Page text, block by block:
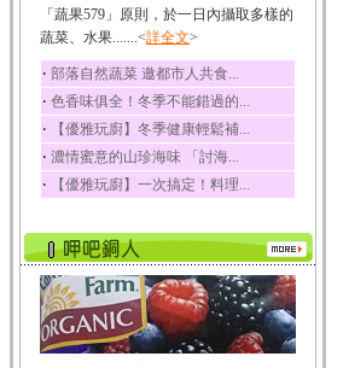
量極低是水腫病人的...
豆豉
豆豉裡頭含有營養的蛋
白質、脂肪、鈣、磷...
榛果
榛果裡所含的營養素有
蛋白質、脂肪、醣類...
迷迭香
酸、迷迭香酸、植物...
咖啡
咖啡中的咖啡因會刺激
中樞神經系統，特別...
椰子
「蔬果579」原則，於一日內攝取多樣的
蔬菜、水果.......<詳全文>
‧ 部落自然蔬菜 邀都市人共食...
‧ 色香味俱全！冬季不能錯過的...
‧ 【優雅玩廚】冬季健康輕鬆補...
‧ 濃情蜜意的山珍海味 「討海...
‧ 【優雅玩廚】一次搞定！料理...